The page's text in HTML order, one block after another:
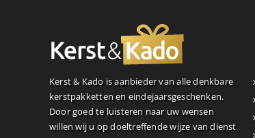
Kerst & Kado is aanbieder van alle denkbare
kerstpakketten en eindejaarsgeschenken.
Door goed te luisteren naar uw wensen
willen wij u op doeltreffende wijze van dienst